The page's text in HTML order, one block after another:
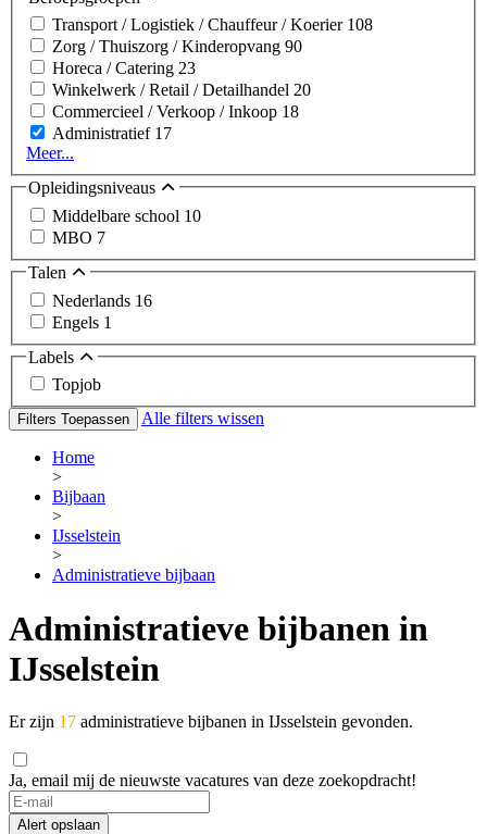
Transport / Logistiek / Chauffeur / Koerier 108
Zorg / Thuiszorg / Kinderopvang 90
Horeca / Catering 23
Winkelwerk / Retail / Detailhandel 20
Commercieel / Verkoop / Inkoop 18
Administratief 17
Meer...
Opleidingsniveaus
Middelbare school 10
MBO 7
Talen
Nederlands 16
Engels 1
Labels
Topjob
Filters Toepassen Alle filters wissen
Home
>
Bijbaan
>
IJsselstein
>
Administratieve bijbaan
Administratieve bijbanen in
IJsselstein
Er zijn 17 administratieve bijbanen in IJsselstein gevonden.
Ja, email mij de nieuwste vacatures van deze zoekopdracht!
If
you
Alert opslaan